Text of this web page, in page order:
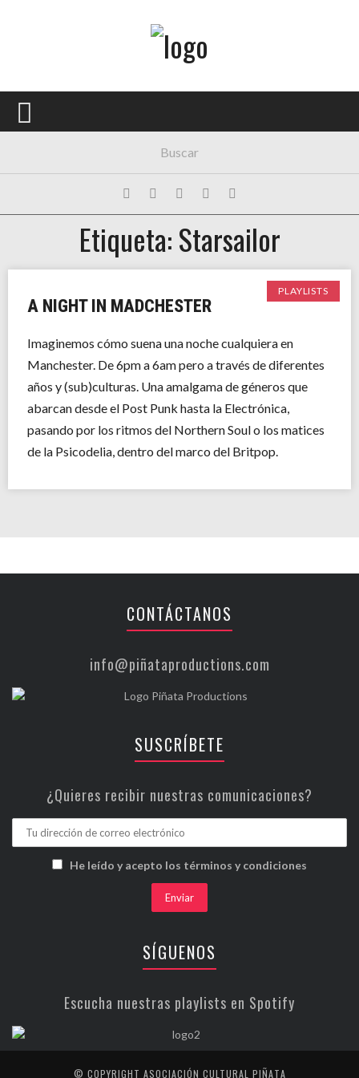
PORTADA
FESTIVALES
EXPOSICIONES
HISTORIAS
Etiqueta: Starsailor
PLAYLISTS
A NIGHT IN MADCHESTER
Imaginemos cómo suena una noche cualquiera en
Manchester. De 6pm a 6am pero a través de diferentes
años y (sub)culturas. Una amalgama de géneros que
abarcan desde el Post Punk hasta la Electrónica,
pasando por los ritmos del Northern Soul o los matices
de la Psicodelia, dentro del marco del Britpop.
CONTÁCTANOS
info@piñataproductions.com
SUSCRÍBETE
¿Quieres recibir nuestras comunicaciones?
He leído y acepto los términos y condiciones
SÍGUENOS
Escucha nuestras playlists en Spotify
© COPYRIGHT ASOCIACIÓN CULTURAL PIÑATA